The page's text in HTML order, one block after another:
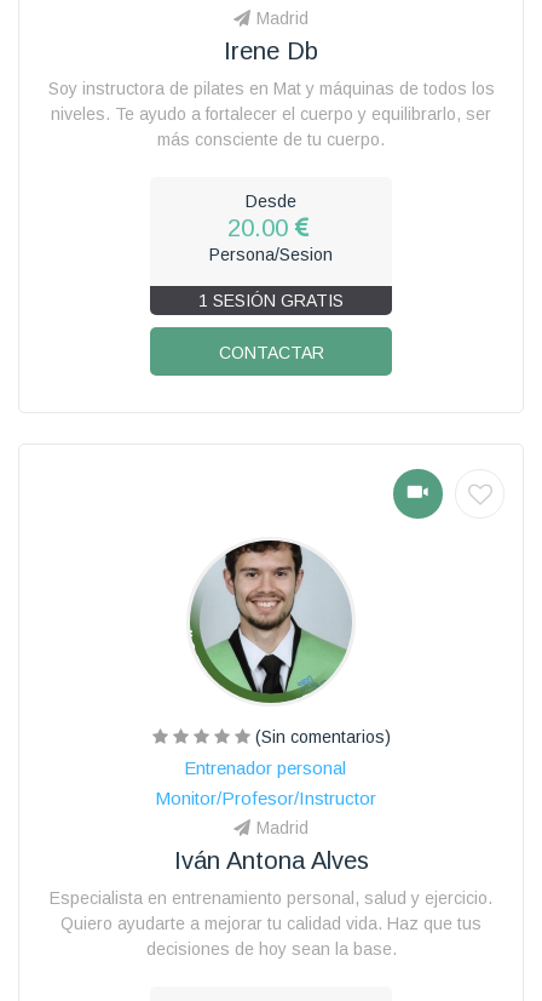
Madrid
Irene Db
Soy instructora de pilates en Mat y máquinas de todos los
niveles. Te ayudo a fortalecer el cuerpo y equilibrarlo, ser
más consciente de tu cuerpo.
Desde
20.00
Persona/Sesion
1 SESIÓN GRATIS
CONTACTAR
(Sin comentarios)
Entrenador personal
Monitor/Profesor/Instructor
Madrid
Iván Antona Alves
Especialista en entrenamiento personal, salud y ejercicio.
Quiero ayudarte a mejorar tu calidad vida. Haz que tus
decisiones de hoy sean la base.